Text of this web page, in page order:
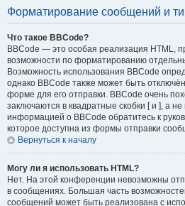
Форматирование сообщений и
Что такое BBCode?
BBCode — это особая реализация HTML,
возможности по форматированию
Возможность использования BBCode
однако BBCode также может быть
форме для его отправки. BBCode очень
заключаются в квадратные скобки [ и ], а
информацией о BBCode обратитесь к
которое доступна из формы отправки
Вернуться к началу
Могу ли я использовать HTML?
Нет. На этой конференции невозможны
в сообщениях. Большая часть
сообщений может быть реализована с